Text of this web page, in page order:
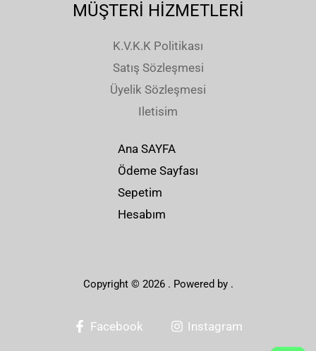
MÜŞTERİ HİZMETLERİ
K.V.K.K Politikası
Satış Sözleşmesi
Üyelik Sözleşmesi
Iletisim
Ana SAYFA
Ödeme Sayfası
Sepetim
Hesabım
Copyright © 2026 . Powered by .
Facebook Instagram